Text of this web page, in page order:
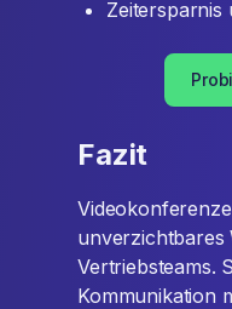
Zeitersparnis
Fazit
Vertriebsteams.
Kommunikation